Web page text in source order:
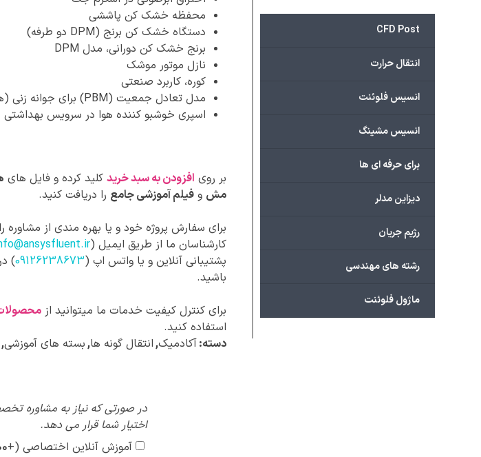
محفظه خشک کن پاششی
دستگاه خشک کن برنج (DPM دو طرفه)
برنج خشک کن دورانی، مدل DPM
نازل موتور موشک
کوره، کاربرد صنعتی
مدل تعادل جمعیت (PBM) برای جوانه زنی (هسته زایی)
اسپری خوشبو کننده هوا در سرویس بهداشتی
بر روی افزودن به سبد خریدکلید کرده و فایل های
مش و فیلم آموزشی جامع را دریافت کنید.
برای سفارش پروژه خود و یا بهره مندی از مشاوره
کارشناسان ما از طریق ایمیل (
پشتیبانی آنلاین و یا واتس اپ (09126238673
)
باشید.
برای کنترل کیفیت خدمات ما میتوانید از
استفاده کنید.
دسته:آکادمیک,انتقال گونه ها,بسته های آموزشی,
پیشنهادات
ویژه
در صورتی که نیاز به مشاوره
اختیار شما قرار می دهد.
آموزش آنلاین اختصاصی (+
CFD Post
انتقال حرارت
انسیس فلوئنت
انسیس مشینگ
برای حرفه ای ها
دیزاین مدلر
رژیم جریان
رشته های مهندسی
ماژول فلوئنت